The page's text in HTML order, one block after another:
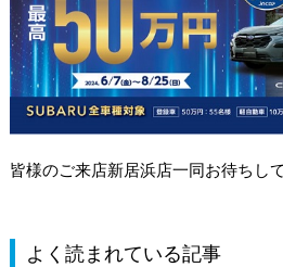
皆様のご来店新居浜店一同お待ちし
よく読まれている記事